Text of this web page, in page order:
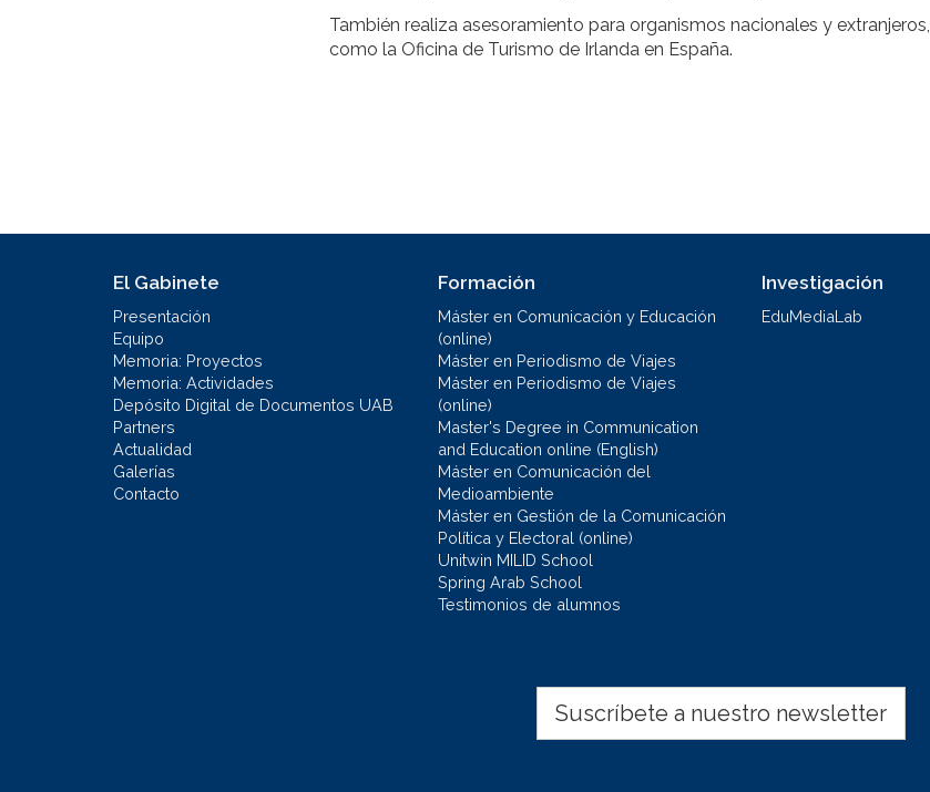
También realiza asesoramiento para organismos nacionales y extranjeros,
como la Oficina de Turismo de Irlanda en España.
El Gabinete
Presentación
Equipo
Memoria: Proyectos
Memoria: Actividades
Depósito Digital de Documentos UAB
Partners
Actualidad
Galerías
Contacto
Formación
Máster en Comunicación y Educación
(online)
Máster en Periodismo de Viajes
Máster en Periodismo de Viajes
(online)
Master's Degree in Communication
and Education online (English)
Máster en Comunicación del
Medioambiente
Máster en Gestión de la Comunicación
Política y Electoral (online)
Unitwin MILID School
Spring Arab School
Testimonios de alumnos
Investigación
EduMediaLab
Suscríbete a nuestro newsletter